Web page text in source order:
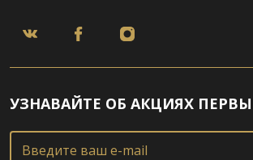
УЗНАВАЙТЕ ОБ АКЦИЯХ
Введите ваш e-mail